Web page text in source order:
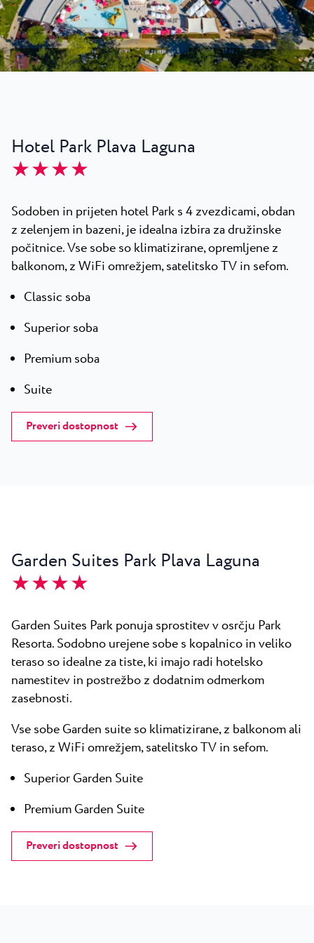
Plaže
Plava Laguna Sport
Aktivne počitnice
Pepi Club
Raziščite vse
Novice
Kontakt
Hotel Park Plava Laguna
★ ★ ★ ★
Sodoben in prijeten hotel Park s 4 zvezdicami, obdan
z zelenjem in bazeni, je idealna izbira za družinske
počitnice. Vse sobe so klimatizirane, opremljene z
balkonom, z WiFi omrežjem, satelitsko TV in sefom.
Classic soba
Superior soba
Premium soba
Suite
Preveri dostopnost
Garden Suites Park Plava Laguna
★ ★ ★ ★
Garden Suites Park ponuja sprostitev v osrčju Park
Resorta. Sodobno urejene sobe s kopalnico in veliko
teraso so idealne za tiste, ki imajo radi hotelsko
namestitev in postrežbo z dodatnim odmerkom
zasebnosti.
Vse sobe Garden suite so klimatizirane, z balkonom ali
teraso, z WiFi omrežjem, satelitsko TV in sefom.
Superior Garden Suite
Premium Garden Suite
Preveri dostopnost